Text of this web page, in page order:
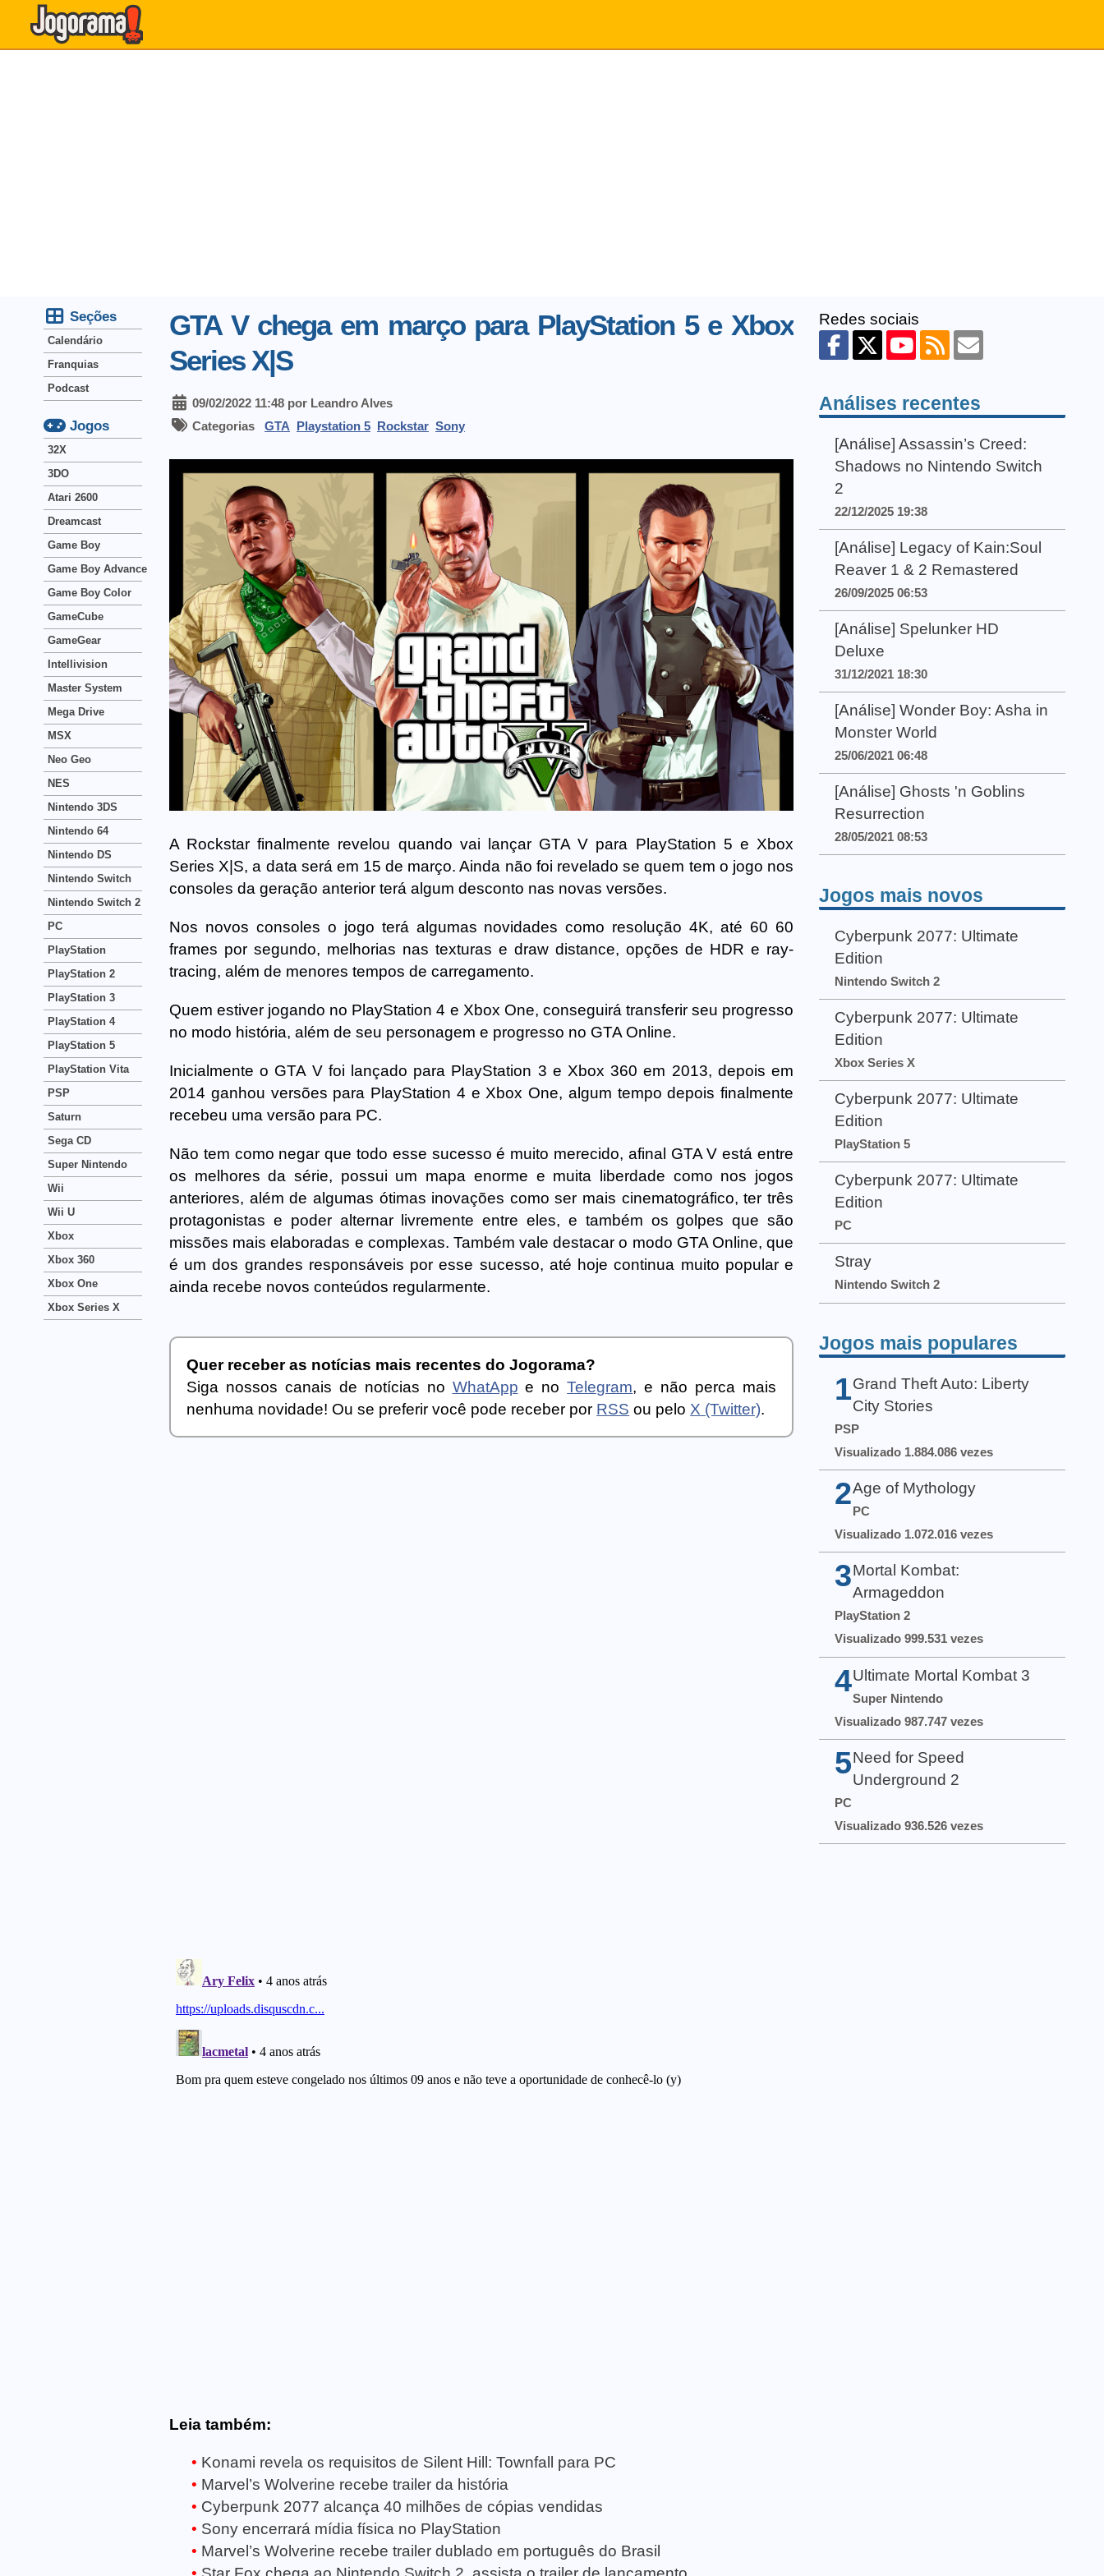
GTA V chega em março para PlayStation 5 e Xbox
Series X|S
09/02/2022 11:48 por Leandro Alves
Categorias GTA Playstation 5 Rockstar Sony
A Rockstar finalmente revelou quando vai lançar GTA V para PlayStation 5 e Xbox
Series X|S, a data será em 15 de março. Ainda não foi revelado se quem tem o jogo nos
consoles da geração anterior terá algum desconto nas novas versões.
Nos novos consoles o jogo terá algumas novidades como resolução 4K, até 60 60
frames por segundo, melhorias nas texturas e draw distance, opções de HDR e ray-
tracing, além de menores tempos de carregamento.
Quem estiver jogando no PlayStation 4 e Xbox One, conseguirá transferir seu progresso
no modo história, além de seu personagem e progresso no GTA Online.
Inicialmente o GTA V foi lançado para PlayStation 3 e Xbox 360 em 2013, depois em
2014 ganhou versões para PlayStation 4 e Xbox One, algum tempo depois finalmente
recebeu uma versão para PC.
Não tem como negar que todo esse sucesso é muito merecido, afinal GTA V está entre
os melhores da série, possui um mapa enorme e muita liberdade como nos jogos
anteriores, além de algumas ótimas inovações como ser mais cinematográfico, ter três
protagonistas e poder alternar livremente entre eles, e também os golpes que são
missões mais elaboradas e complexas. Também vale destacar o modo GTA Online, que
é um dos grandes responsáveis por esse sucesso, até hoje continua muito popular e
ainda recebe novos conteúdos regularmente.
Quer receber as notícias mais recentes do Jogorama?
Siga nossos canais de notícias no WhatApp e noTelegram, e não perca mais
nenhuma novidade! Ou se preferir você pode receber por RSS ou pelo X (Twitter).
Leia também:
Konami revela os requisitos de Silent Hill: Townfall para PC
Marvel’s Wolverine recebe trailer da história
Cyberpunk 2077 alcança 40 milhões de cópias vendidas
Sony encerrará mídia física no PlayStation
Marvel’s Wolverine recebe trailer dublado em português do Brasil
Seções
Calendário
Franquias
Podcast
Jogos
32X
3DO
Atari 2600
Dreamcast
Game Boy
Game Boy Advance
Game Boy Color
GameCube
GameGear
Intellivision
Master System
Mega Drive
MSX
Neo Geo
NES
Nintendo 3DS
Nintendo 64
Nintendo DS
Nintendo Switch
Nintendo Switch 2
PC
PlayStation
PlayStation 2
PlayStation 3
PlayStation 4
PlayStation 5
PlayStation Vita
PSP
Saturn
Sega CD
Super Nintendo
Wii
Wii U
Xbox
Xbox 360
Xbox One
Xbox Series X
Redes sociais
Análises recentes
[Análise] Assassin’s Creed:
Shadows no Nintendo Switch
2
22/12/2025 19:38
[Análise] Legacy of Kain:Soul
Reaver 1 & 2 Remastered
26/09/2025 06:53
[Análise] Spelunker HD
Deluxe
31/12/2021 18:30
[Análise] Wonder Boy: Asha in
Monster World
25/06/2021 06:48
[Análise] Ghosts 'n Goblins
Resurrection
28/05/2021 08:53
Jogos mais novos
Cyberpunk 2077: Ultimate
Edition
Nintendo Switch 2
Cyberpunk 2077: Ultimate
Edition
Xbox Series X
Cyberpunk 2077: Ultimate
Edition
PlayStation 5
Cyberpunk 2077: Ultimate
Edition
PC
Stray
Nintendo Switch 2
Jogos mais populares
1 Grand Theft Auto: Liberty
City Stories
PSP
Visualizado 1.884.086 vezes
2Age of Mythology
PC
Visualizado 1.072.016 vezes
3 Mortal Kombat:
Armageddon
PlayStation 2
Visualizado 999.531 vezes
4 Ultimate Mortal Kombat 3
Super Nintendo
Visualizado 987.747 vezes
5 Need for Speed
Underground 2
PC
Visualizado 936.526 vezes